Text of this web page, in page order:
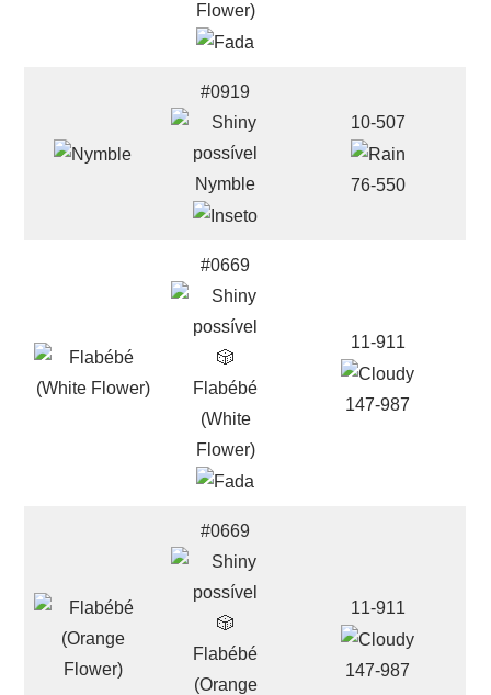
Flower)
#0919
Nymble
10-507
76-550
#0669
🎲
Flabébé
(White
Flower)
11-911
147-987
#0669
🎲
Flabébé
(Orange
11-911
147-987